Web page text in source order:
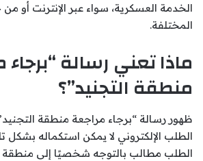
الخدمة العسكرية، سواء عبر الإنترنت أو
المختلفة.
ماذا تعني رسالة
منطقة التجنيد”؟
ظهور رسالة “برجاء مراجعة منطقة
الطلب الإلكتروني لا يمكن استكماله
الطلب مطالب بالتوجه شخصيًا إلى منطقة